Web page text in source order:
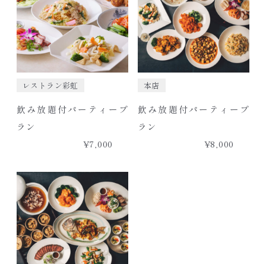
レストラン彩虹
飲み放題付パーティープ
ラン
¥7,000
本店
飲み放題付パーティープ
ラン
¥8,000